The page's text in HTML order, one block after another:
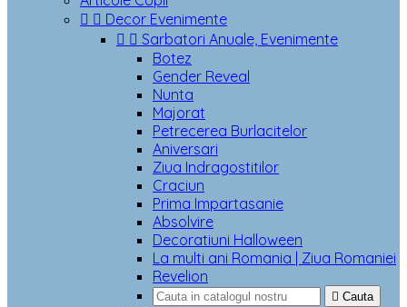
  Decor Evenimente
  Sarbatori Anuale, Evenimente
Botez
Gender Reveal
Nunta
Majorat
Petrecerea Burlacitelor
Aniversari
Ziua Indragostitilor
Craciun
Prima Impartasanie
Absolvire
Decoratiuni Halloween
La multi ani Romania | Ziua Romaniei
Revelion
 Cauta